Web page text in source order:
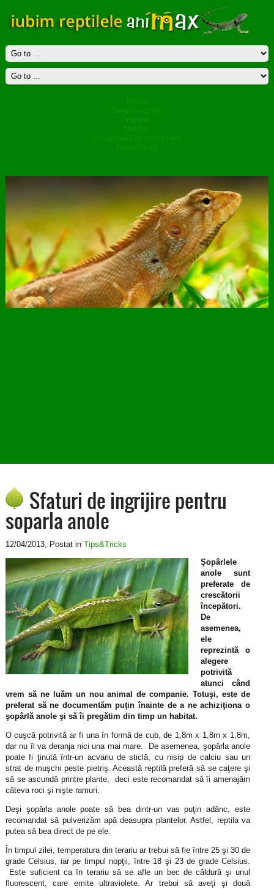
Sfaturi de ingrijire pentru
soparla anole
12/04/2013, Postat in Tips&Tricks
Şopârlele
anole sunt
preferate de
crescătorii
începători.
De
asemenea,
ele
reprezintă o
alegere
potrivită
atunci când
vrem să ne luăm un nou animal de companie. Totuşi, este de
preferat să ne documentăm puţin înainte de a ne achiziţiona o
şopârlă anole şi să îi pregătim din timp un habitat.
O cuşcă potrivită ar fi una în formă de cub, de 1,8m x 1,8m x 1,8m,
dar nu îl va deranja nici una mai mare. De asemenea, şopârla anole
poate fi ţinută într-un acvariu de sticlă, cu nisip de calciu sau un
strat de muşchi peste pietriş. Această reptilă preferă să se caţere şi
să se ascundă printre plante, deci este recomandat să îi amenajăm
câteva roci şi nişte ramuri.
Deşi şopârla anole poate să bea dintr-un vas puţin adânc, este
recomandat să pulverizăm apă deasupra plantelor. Astfel, reptila va
putea să bea direct de pe ele.
În timpul zilei, temperatura din terariu ar trebui să fie între 25 şi 30 de
grade Celsius, iar pe timpul nopţii, între 18 şi 23 de grade Celsius.
Este suficient ca în terariu să se afle un bec de căldură şi unul
fluorescent, care emite ultraviolete. Ar trebui să aveţi şi două